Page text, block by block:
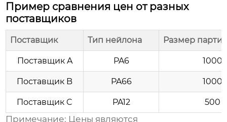
Пример сравнения цен от разных
поставщиков
Поставщик Тип нейлона Размер
Поставщик A PA6 1000
Поставщик B PA66 1000
Поставщик C PA12 500
Примечание: Цены являются